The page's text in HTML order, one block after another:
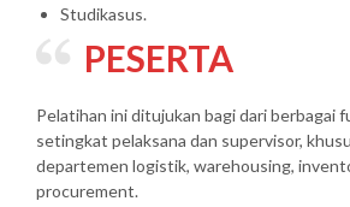
Studikasus.
PESERTA
Pelatihan ini ditujukan bagi dari berbagai
setingkat pelaksana dan supervisor,
departemen logistik, warehousing,
procurement.